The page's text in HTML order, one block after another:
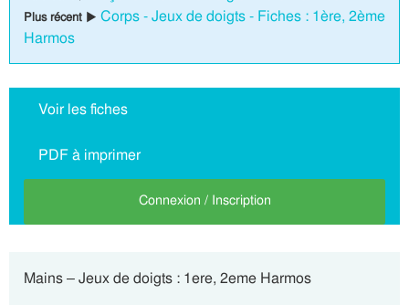
Plus récent ▶ Corps - Jeux de doigts - Fiches : 1ère, 2ème
Harmos
Voir les fiches
PDF à imprimer
Connexion / Inscription
Mains – Jeux de doigts : 1ere, 2eme Harmos